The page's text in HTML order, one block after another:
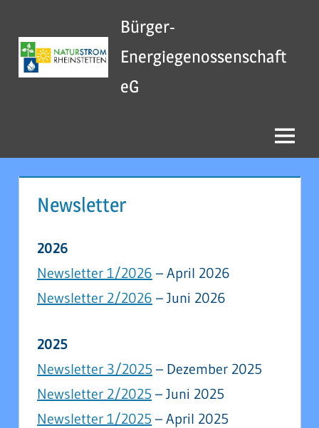
springen
Bürger-
Energiegenossenschaft
eG
Menu
Newsletter
2026
Newsletter 1/2026 – April 2026
Newsletter 2/2026 – Juni 2026
2025
Newsletter 3/2025 – Dezember 2025
Newsletter 2/2025 – Juni 2025
Newsletter 1/2025 – April 2025